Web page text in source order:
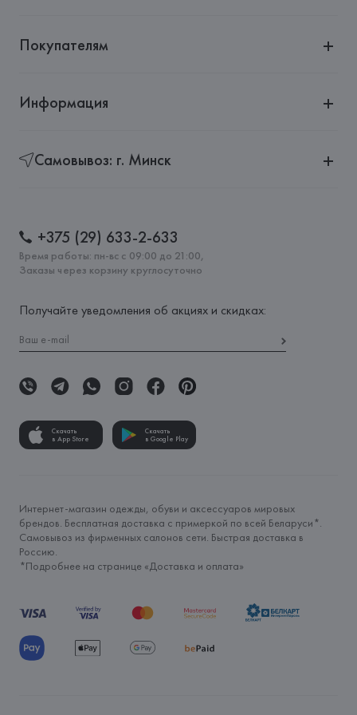
Покупателям
Информация
Самовывоз: г. Минск
+375 (29) 633-2-633
Время работы: пн-вс с 09:00 до 21:00,
Заказы через корзину круглосуточно
Получайте уведомления об акциях и скидках:
Скачать
в App Store
Скачать
в Google Play
Интернет-магазин одежды, обуви и аксессуаров мировых
брендов. Бесплатная доставка с примеркой по всей Беларуси*.
Самовывоз из фирменных салонов сети. Быстрая доставка в
Россию.
*Подробнее на странице «Доставка и оплата»